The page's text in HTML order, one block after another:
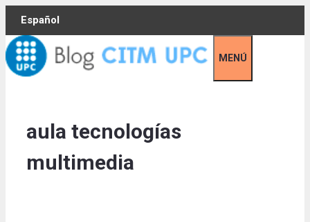
Skip
content
Español
MENÚ
aula tecnologías
multimedia